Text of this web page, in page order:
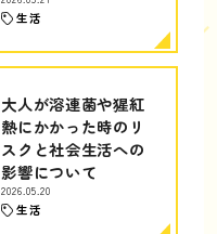
生活
大人が溶連菌や猩紅
熱にかかった時のリ
スクと社会生活への
影響について
2026.05.20
生活